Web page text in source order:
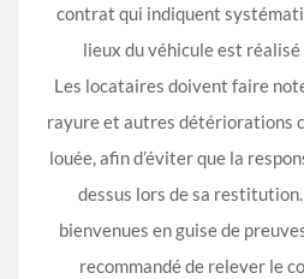
contrat qui indiquent
lieux du véhicule est réalisé
Les locataires doivent faire
rayure et autres détériorations
louée, afin d’éviter que la
dessus lors de sa
bienvenues en guise de
recommandé de relever le